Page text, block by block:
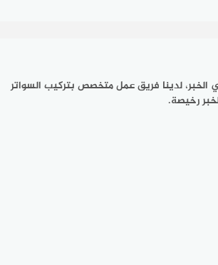
الخبر، لدينا فريق عمل متخصص بتركيب السواتر
رخيصة.